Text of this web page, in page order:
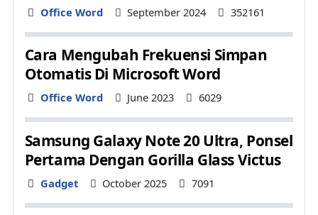
Details
Office Word September 2024 352161
Cara Mengubah Frekuensi Simpan
Otomatis Di Microsoft Word
Details
Office Word June 2023 6029
Samsung Galaxy Note 20 Ultra, Ponsel
Pertama Dengan Gorilla Glass Victus
Details
Gadget October 2025 7091